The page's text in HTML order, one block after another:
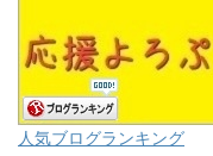
人気ブログランキング